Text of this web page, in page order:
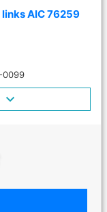
AIC 76259
0099